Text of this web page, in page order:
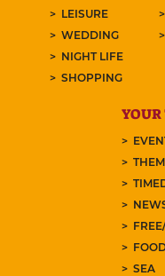
LEISURE
WEDDING
NIGHT LIFE
SHOPPING
SEA